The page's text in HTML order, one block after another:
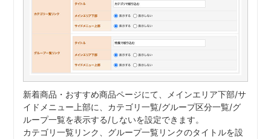
新着商品・おすすめ商品ページにて、メインエリア下部/サ
イドメニュー上部に、カテゴリ一覧/グループ区分一覧/グ
ループ一覧を表示する/しないを設定できます。
カテゴリ一覧リンク、グループ一覧リンクのタイトルを設